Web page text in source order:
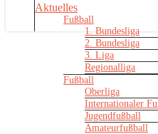
Aktuelles
Fußball
1. Bundesliga
2. Bundesliga
3. Liga
Regionalliga
Fußball
Oberliga
Internationaler
Jugendfußball
Amateurfußball